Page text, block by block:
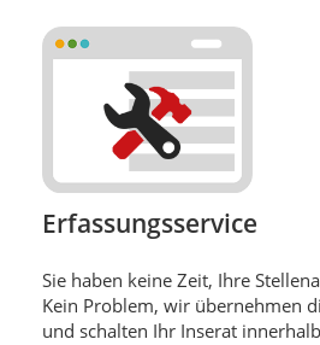
Erfassungsservice
Sie haben keine Zeit, Ihre
Kein Problem, wir übernehmen
und schalten Ihr Inserat